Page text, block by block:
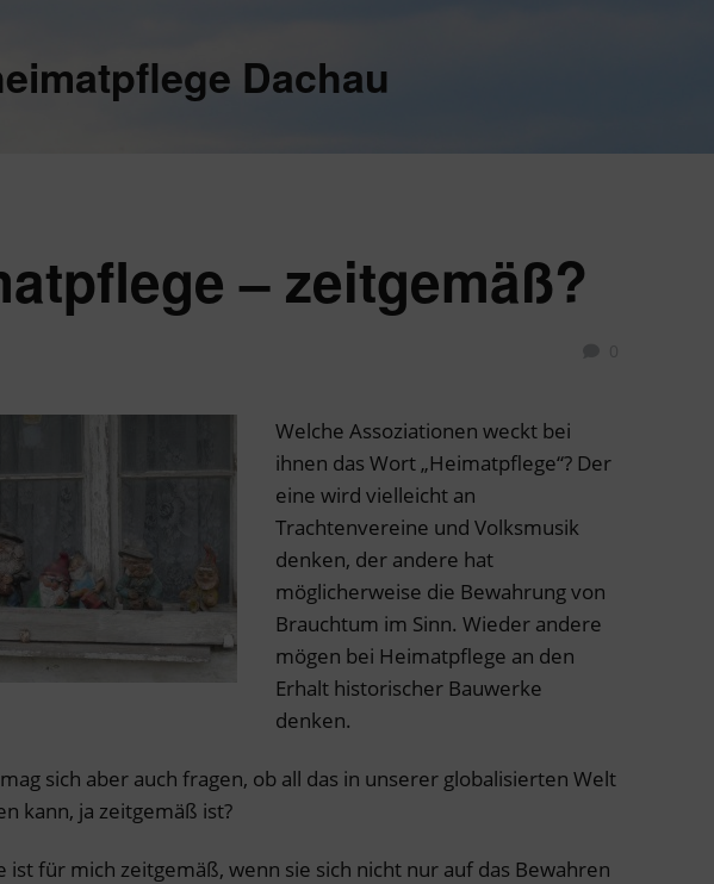
Dachau
– zeitgemäß?
Welche Assoziationen weckt bei
ihnen das Wort „Heimatpflege“? Der
eine wird vielleicht an
Trachtenvereine und Volksmusik
denken, der andere hat
möglicherweise die Bewahrung von
Brauchtum im Sinn. Wieder andere
mögen bei Heimatpflege an den
Erhalt historischer Bauwerke
denken.
sich aber auch fragen, ob all das in unserer globalisierten Welt
kann, ja zeitgemäß ist?
ist für mich zeitgemäß, wenn sie sich nicht nur auf das Bewahren